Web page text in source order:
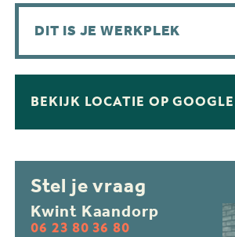
DIT IS JE WERKPLEK
BEKIJK LOCATIE OP
Stel je vraag
Kwint Kaandorp
06 23 80 36 80